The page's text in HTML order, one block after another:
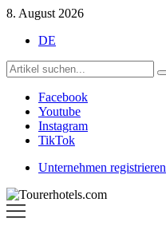
8. August 2026
DE
Facebook
Youtube
Instagram
TikTok
Unternehmen registrieren
Tourerhotels.com